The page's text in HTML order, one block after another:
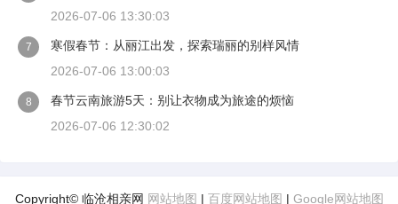
2026-07-06 13:30:03
7
寒假春节：从丽江出发，探索瑞丽的别样风情
2026-07-06 13:00:03
8
春节云南旅游5天：别让衣物成为旅途的烦恼
2026-07-06 12:30:02
Copyright© 临沧相亲网 网站地图 | 百度网站地图 | Google网站地图